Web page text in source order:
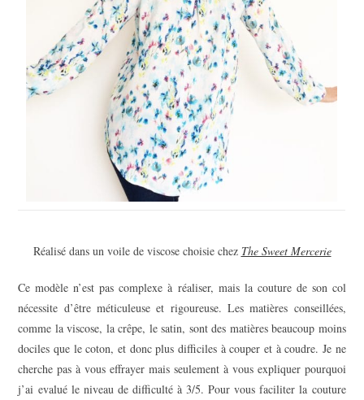
Réalisé dans un voile de viscose choisie chez The Sweet Mercerie
Ce modèle n’est pas complexe à réaliser, mais la couture de son col
nécessite d’être méticuleuse et rigoureuse. Les matières conseillées,
comme la viscose, la crêpe, le satin, sont des matières beaucoup moins
dociles que le coton, et donc plus difficiles à couper et à coudre. Je ne
cherche pas à vous effrayer mais seulement à vous expliquer pourquoi
j’ai evalué le niveau de difficulté à 3/5. Pour vous faciliter la couture